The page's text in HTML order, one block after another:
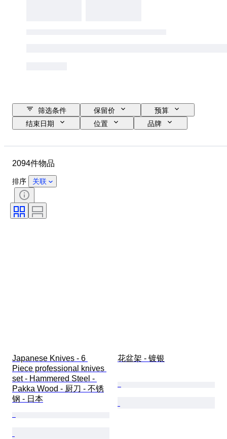
筛选条件 保留价
预算
结束日期
位置
品牌
签名
时代
艺术家
出售者
2094件物品
排序 关联
Japanese Knives - 6
Piece professional knives
set - Hammered Steel -
Pakka Wood - 厨刀 - 不锈
钢 - 日本
花盆架 - 镀银